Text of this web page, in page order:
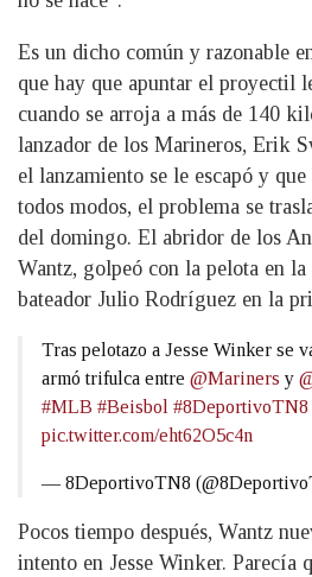
Es un dicho común y razonable
que hay que apuntar el proyectil
cuando se arroja a más de 140
lanzador de los Marineros, Erik
el lanzamiento se le escapó y
todos modos, el problema se
del domingo. El abridor de los
Wantz, golpeó con la pelota en
bateador Julio Rodríguez en la
Tras pelotazo a Jesse Winker se
armó trifulca entre @Mariners y
#MLB #Beisbol #8DeportivoTN8
pic.twitter.com/eht62O5c4n
— 8DeportivoTN8
Pocos tiempo después, Wantz
intento en Jesse Winker. Parecía